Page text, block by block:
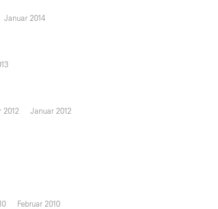
Januar 2014
2012 Januar 2012
Februar 2010